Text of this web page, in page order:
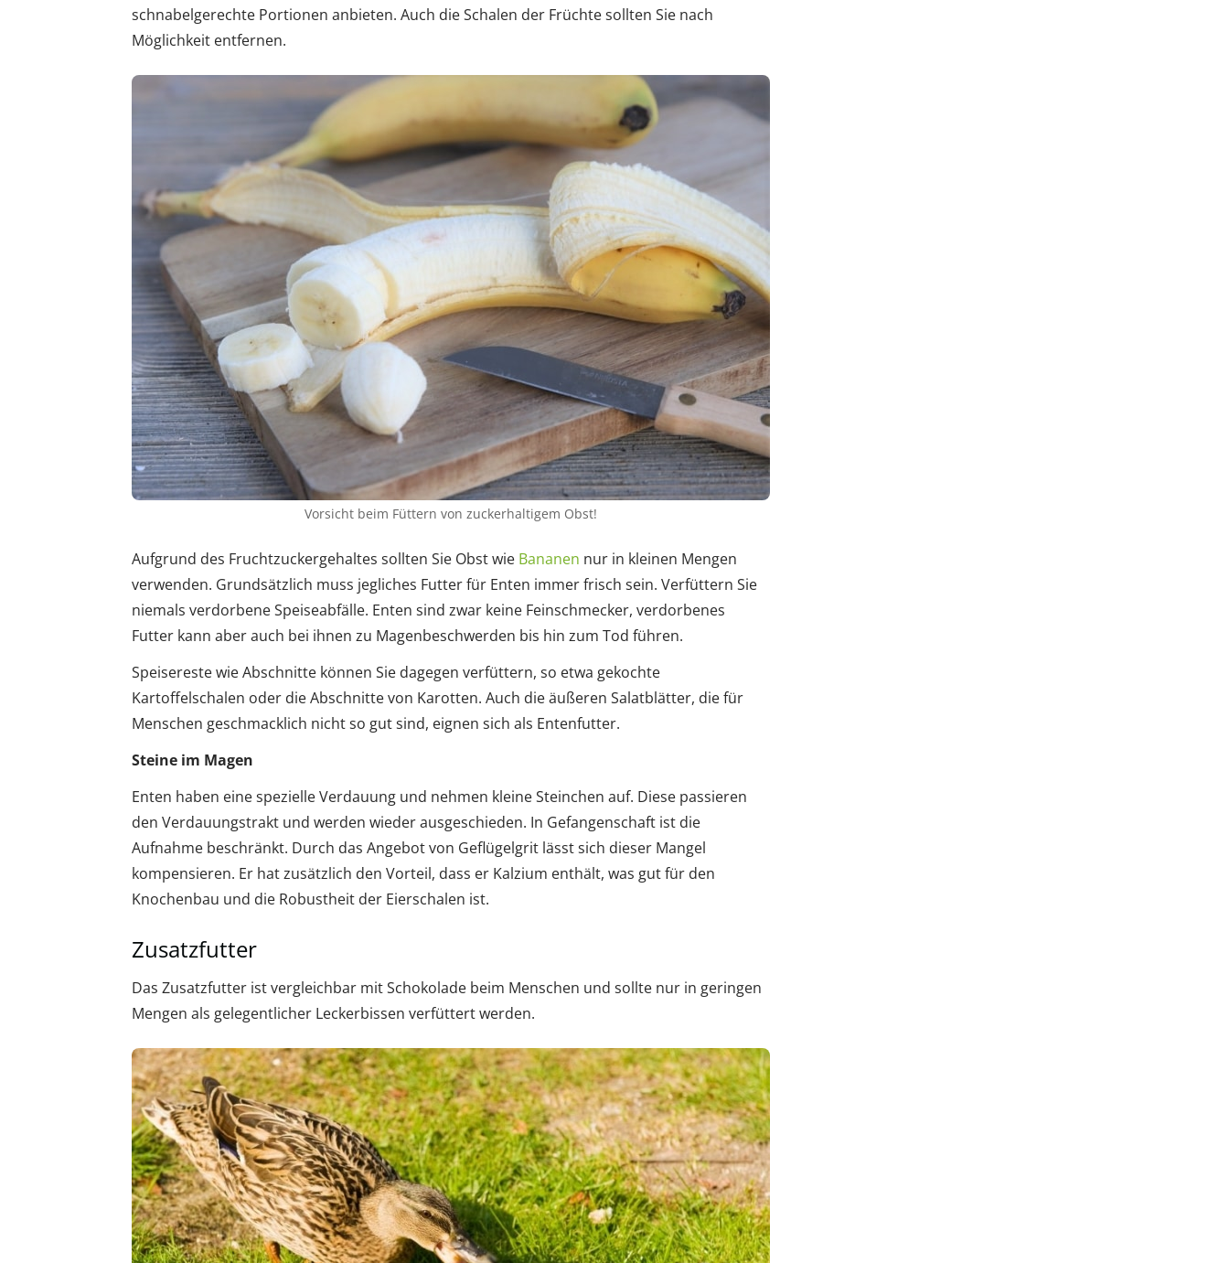
schnabelgerechte Portionen anbieten. Auch die Schalen der Früchte sollten Sie nach
Möglichkeit entfernen.
Vorsicht beim Füttern von zuckerhaltigem Obst!
Aufgrund des Fruchtzuckergehaltes sollten Sie Obst wie Bananen nur in kleinen Mengen
verwenden. Grundsätzlich muss jegliches Futter für Enten immer frisch sein. Verfüttern Sie
niemals verdorbene Speiseabfälle. Enten sind zwar keine Feinschmecker, verdorbenes
Futter kann aber auch bei ihnen zu Magenbeschwerden bis hin zum Tod führen.
Speisereste wie Abschnitte können Sie dagegen verfüttern, so etwa gekochte
Kartoffelschalen oder die Abschnitte von Karotten. Auch die äußeren Salatblätter, die für
Menschen geschmacklich nicht so gut sind, eignen sich als Entenfutter.
Steine im Magen
Enten haben eine spezielle Verdauung und nehmen kleine Steinchen auf. Diese passieren
den Verdauungstrakt und werden wieder ausgeschieden. In Gefangenschaft ist die
Aufnahme beschränkt. Durch das Angebot von Geflügelgrit lässt sich dieser Mangel
kompensieren. Er hat zusätzlich den Vorteil, dass er Kalzium enthält, was gut für den
Knochenbau und die Robustheit der Eierschalen ist.
Zusatzfutter
Das Zusatzfutter ist vergleichbar mit Schokolade beim Menschen und sollte nur in geringen
Mengen als gelegentlicher Leckerbissen verfüttert werden.